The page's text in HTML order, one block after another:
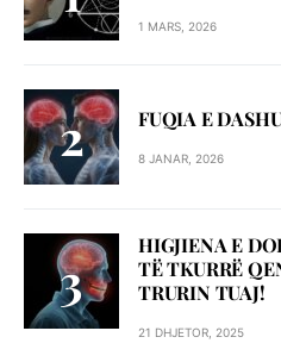
1 MARS, 2026
FUQIA E
8 JANAR, 2026
HIGJIENA E
TË TKURRË
TRURIN TUAJ!
21 DHJETOR, 2025